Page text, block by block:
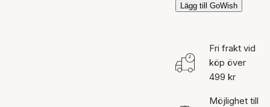
Lägg till GoWish
Fri frakt vid
köp över
499 kr
Möjlighet till